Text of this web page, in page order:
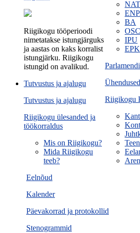
BA
IPU
EPK
Ühendused
Riigikogu
Riigikogu tööperioodi
nimetatakse istungjärguks
ja aastas on kaks korralist
istungjärku. Riigikogu
istungid on avalikud.
Eelnõud
Kalender
Päevakorrad ja protokollid
Stenogrammid
Tutvustus ja ajalugu
Tutvustus ja ajalugu
Riigikogu ülesanded ja
töökorraldus
Mis on Riigikogu?
Mida Riigikogu
teeb?